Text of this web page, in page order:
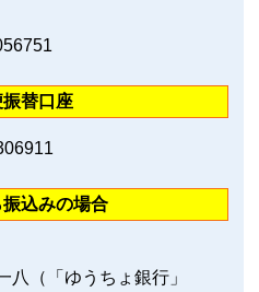
替口座
込みの場合
八（「ゆうちょ銀行」